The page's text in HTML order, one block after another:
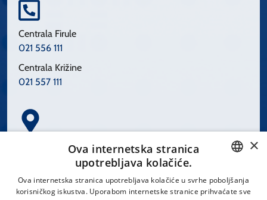
Centrala Firule
021 556 111
Centrala Križine
021 557 111
Spinčićeva 1, 21000 Split
CROATIAN
×
Ova internetska stranica
upotrebljava kolačiće.
Ova internetska stranica upotrebljava kolačiće u svrhe poboljšanja
korisničkog iskustva. Uporabom internetske stranice prihvaćate sve